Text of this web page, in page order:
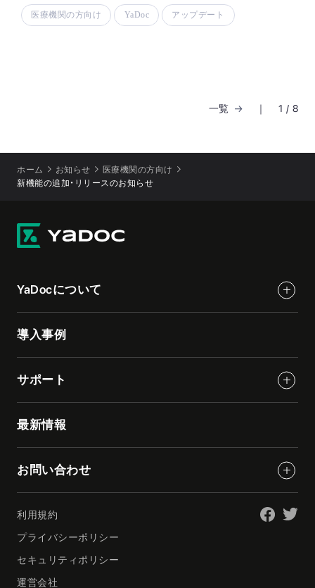
医療機関の方向け YaDoc アップデート
一覧 ｜ 1 / 8
ホーム お知らせ
医療機関の方向け
新機能の追加・リリースのお知らせ
YaDocについて
導入事例
サポート
最新情報
お問い合わせ
利用規約
プライバシーポリシー
セキュリティポリシー
運営会社